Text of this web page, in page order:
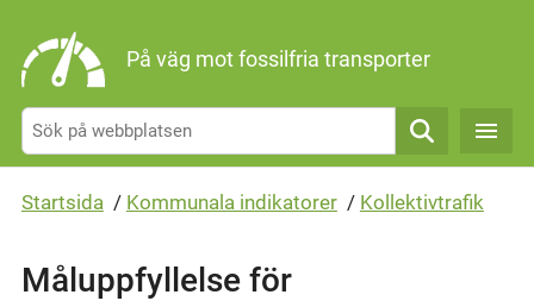
På väg mot fossilfria transporter
Sök
Startsida / Kommunala indikatorer / Kollektivtrafik
Måluppfyllelse för